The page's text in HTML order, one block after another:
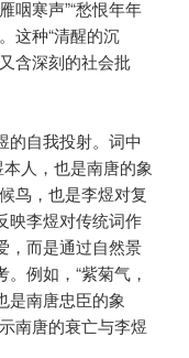
咽寒声”“愁恨年年
这种“清醒的沉
含深刻的社会批
的自我投射。词中
人，也是南唐的象
鸟，也是李煜对复
映李煜对传统词作
而是通过自然景
例如，“紫菊气，
是南唐忠臣的象
南唐的衰亡与李煜